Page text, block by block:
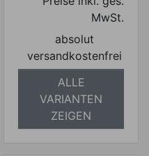
MwSt.
absolut
versandkostenfrei
ALLE
VARIANTEN
ZEIGEN